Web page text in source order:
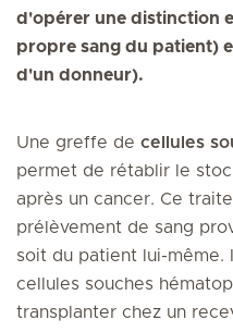
d'opérer une distinction
propre sang du patient)
d'un donneur).
Une greffe de cellules
permet de rétablir le
après un cancer. Ce
prélèvement de sang
soit du patient lui-même.
cellules souches
transplanter chez un